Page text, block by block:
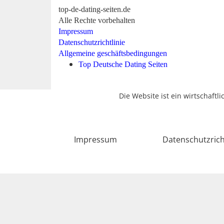
top-de-dating-seiten.de
Alle Rechte vorbehalten
Impressum
Datenschutzrichtlinie
Allgemeine geschäftsbedingungen
Top Deutsche Dating Seiten
Die Website ist ein
Impressum